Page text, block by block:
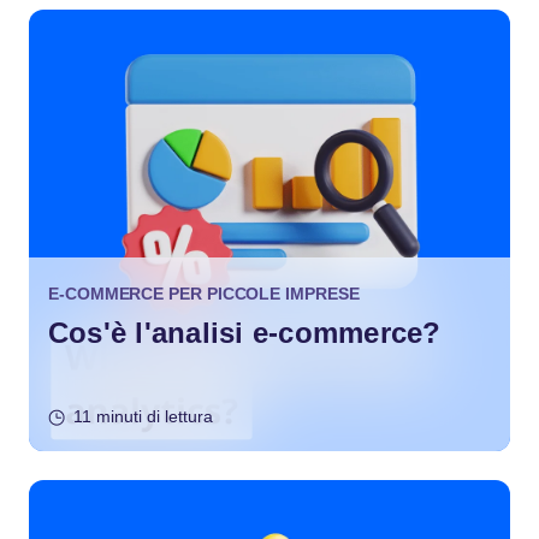
E-COMMERCE PER PICCOLE IMPRESE
Cos'è l'analisi e-commerce?
11 minuti di lettura